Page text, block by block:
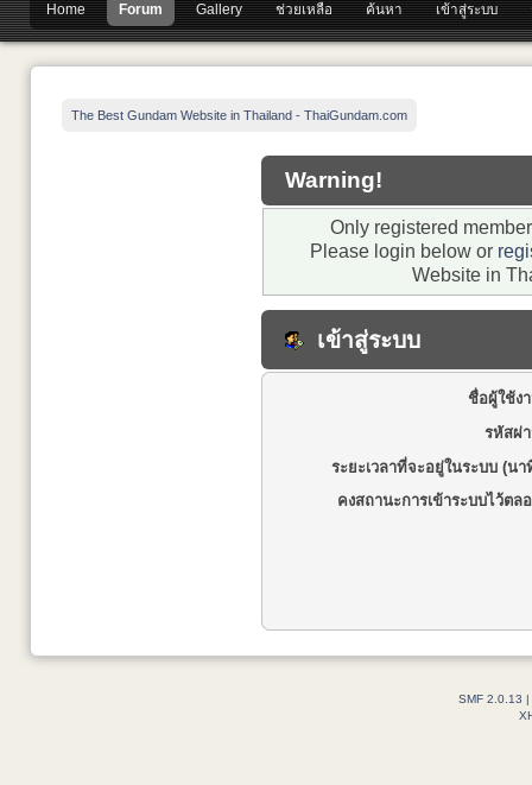
Home Forum Gallery ช่วยเหลือ ค้นหา เข้าสู่ระบบ
The Best Gundam Website in Thailand - ThaiGundam.com
Warning!
Only registered
Please login below or
Website in
เข้าสู่ระบบ
ชื่อผู้ใช้ง
รหัสผ่
ระยะเวลาที่จะอยู่ในระบบ (นา
คงสถานะการเข้าระบบไว้ตล
SMF 2.0.13 |